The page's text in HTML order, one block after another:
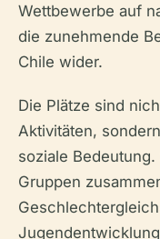
Wettbewerbe auf
die zunehmende
Chile wider.
Die Plätze sind
Aktivitäten,
soziale
Gruppen